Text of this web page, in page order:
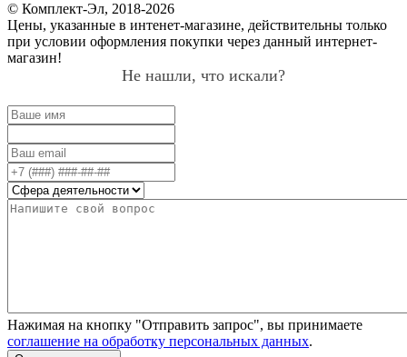
© Комплект-Эл, 2018-2026
Цены, указанные в интенет-магазине, действительны только
при условии оформления покупки через данный интернет-
магазин!
Не нашли, что искали?
Нажимая на кнопку "Отправить запрос", вы принимаете
соглашение на обработку персональных данных.